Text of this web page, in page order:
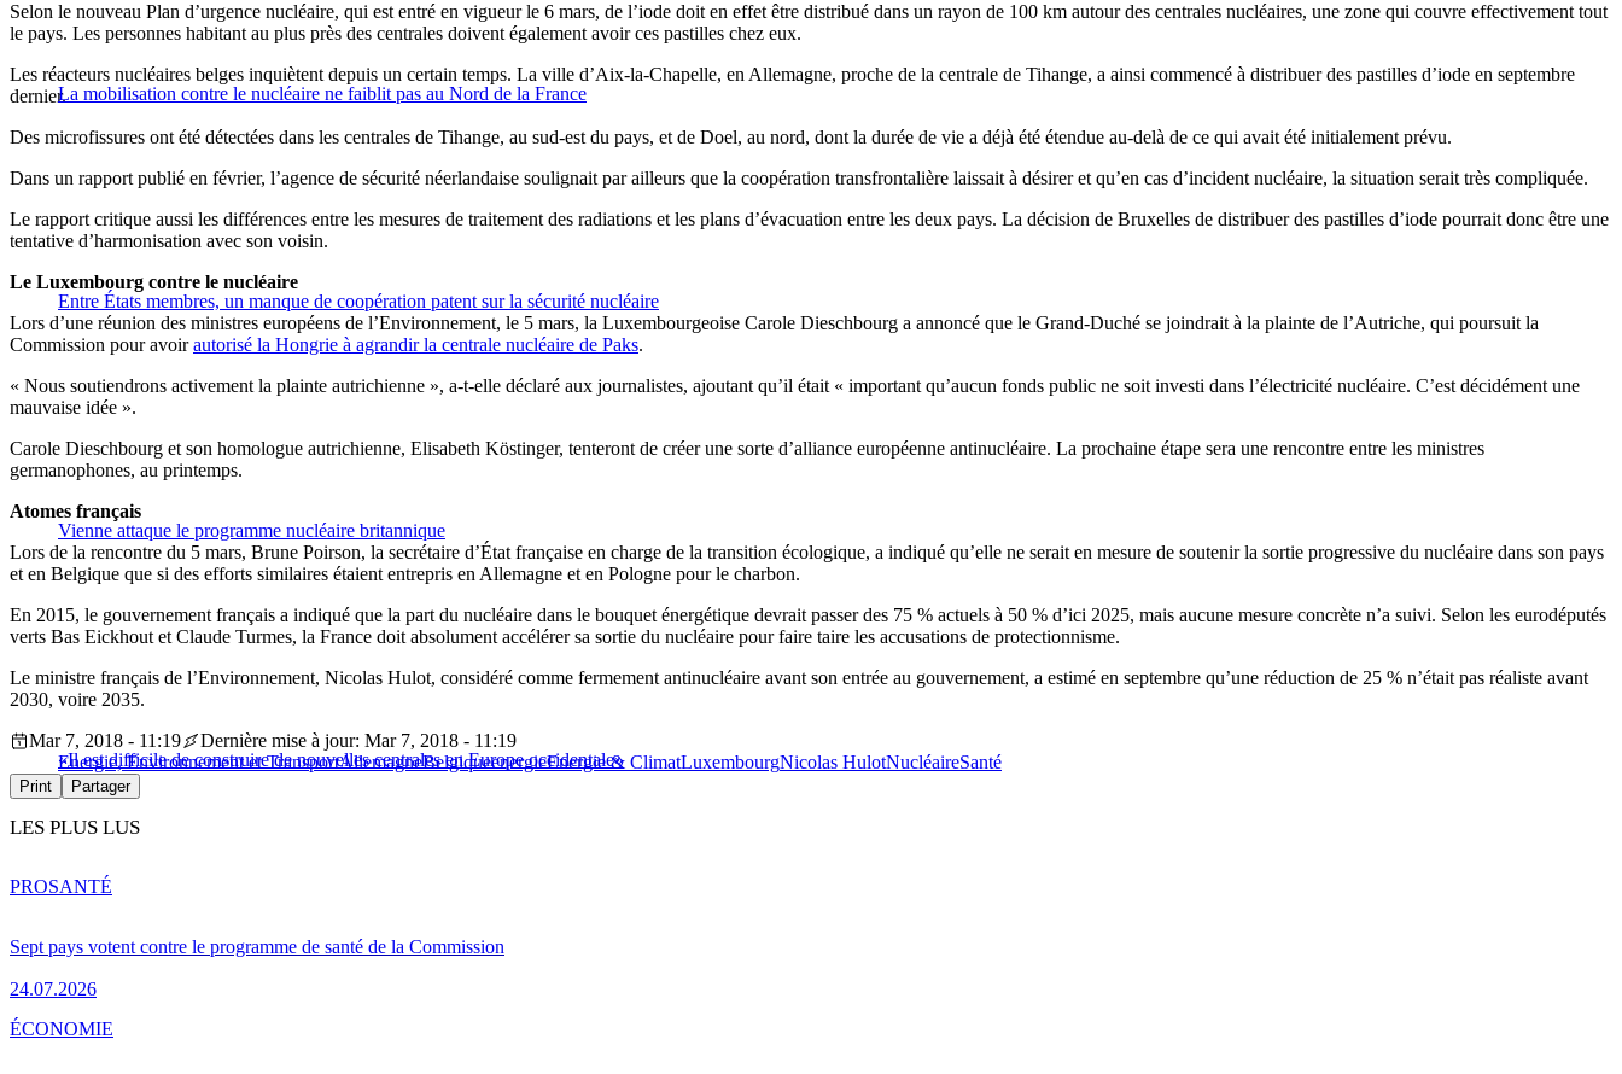
Selon le nouveau Plan d’urgence nucléaire, qui est entré en vigueur le 6 mars, de l’iode doit en effet être distribué dans un rayon de 100 km autour des centrales nucléaires, une zone qui couvre effectivement tout
le pays. Les personnes habitant au plus près des centrales doivent également avoir ces pastilles chez eux.
La mobilisation contre le nucléaire ne faiblit pas au Nord de la France
Les réacteurs nucléaires belges inquiètent depuis un certain temps. La ville d’Aix-la-Chapelle, en Allemagne, proche de la centrale de Tihange, a ainsi commencé à distribuer des pastilles d’iode en septembre
dernier.
Des microfissures ont été détectées dans les centrales de Tihange, au sud-est du pays, et de Doel, au nord, dont la durée de vie a déjà été étendue au-delà de ce qui avait été initialement prévu.
Dans un rapport publié en février, l’agence de sécurité néerlandaise soulignait par ailleurs que la coopération transfrontalière laissait à désirer et qu’en cas d’incident nucléaire, la situation serait très compliquée.
Le rapport critique aussi les différences entre les mesures de traitement des radiations et les plans d’évacuation entre les deux pays. La décision de Bruxelles de distribuer des pastilles d’iode pourrait donc être une
tentative d’harmonisation avec son voisin.
Entre États membres, un manque de coopération patent sur la sécurité nucléaire
Le Luxembourg contre le nucléaire
Lors d’une réunion des ministres européens de l’Environnement, le 5 mars, la Luxembourgeoise Carole Dieschbourg a annoncé que le Grand-Duché se joindrait à la plainte de l’Autriche, qui poursuit la
Commission pour avoirautorisé la Hongrie à agrandir la centrale nucléaire de Paks.
« Nous soutiendrons activement la plainte autrichienne », a-t-elle déclaré aux journalistes, ajoutant qu’il était « important qu’aucun fonds public ne soit investi dans l’électricité nucléaire. C’est décidément une
mauvaise idée ».
Carole Dieschbourg et son homologue autrichienne, Elisabeth Köstinger, tenteront de créer une sorte d’alliance européenne antinucléaire. La prochaine étape sera une rencontre entre les ministres
germanophones, au printemps.
Vienne attaque le programme nucléaire britannique
Atomes français
Lors de la rencontre du 5 mars, Brune Poirson, la secrétaire d’État française en charge de la transition écologique, a indiqué qu’elle ne serait en mesure de soutenir la sortie progressive du nucléaire dans son pays
et en Belgique que si des efforts similaires étaient entrepris en Allemagne et en Pologne pour le charbon.
En 2015, le gouvernement français a indiqué que la part du nucléaire dans le bouquet énergétique devrait passer des 75 % actuels à 50 % d’ici 2025, mais aucune mesure concrète n’a suivi. Selon les eurodéputés
verts Bas Eickhout et Claude Turmes, la France doit absolument accélérer sa sortie du nucléaire pour faire taire les accusations de protectionnisme.
Le ministre français de l’Environnement, Nicolas Hulot, considéré comme fermement antinucléaire avant son entrée au gouvernement, a estimé en septembre qu’une réduction de 25 % n’était pas réaliste avant
2030, voire 2035.
«Il est difficile de construire de nouvelles centrales en Europe occidentale»
Mar 7, 2018 - 11:19
Dernière mise à jour: Mar 7, 2018 - 11:19
Energie, Environnement et TransportAllemagneBelgiqueenergieEnergie & ClimatLuxembourgNicolas HulotNucléaireSanté
Print Partager
LES PLUS LUS
Sept pays votent contre le programme de santé de la Commission
24.07.2026
PROSANTÉ
ÉCONOMIE